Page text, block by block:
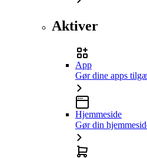
Aktiver
App
Gør dine apps
Hjemmeside
Gør din